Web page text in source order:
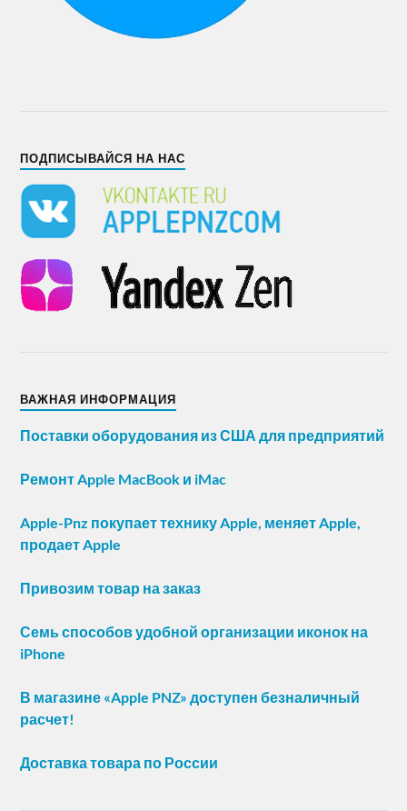
ПОДПИСЫВАЙСЯ НА НАС
ВАЖНАЯ ИНФОРМАЦИЯ
Поставки оборудования из США для предприятий
Ремонт Apple MacBook и iMac
Apple-Pnz покупает технику Apple, меняет Apple,
продает Apple
Привозим товар на заказ
Семь способов удобной организации иконок на
iPhone
В магазине «Apple PNZ» доступен безналичный
расчет!
Доставка товара по России